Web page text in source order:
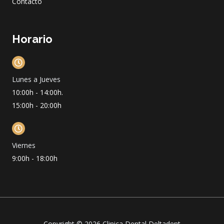
Horario
Lunes a Jueves
10:00h - 14:00h.
15:00h - 20:00h
Viernes
9:00h - 18:00h